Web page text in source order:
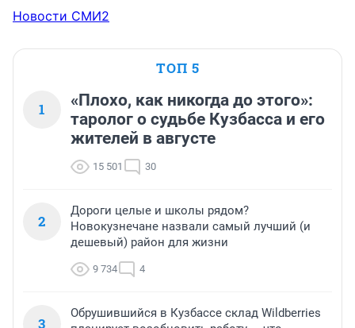
Новости СМИ2
ТОП 5
1
«Плохо, как никогда до этого»:
таролог о судьбе Кузбасса и его
жителей в августе
15 501 30
2
Дороги целые и школы рядом?
Новокузнечане назвали самый лучший (и
дешевый) район для жизни
9 734 4
3
Обрушившийся в Кузбассе склад Wildberries